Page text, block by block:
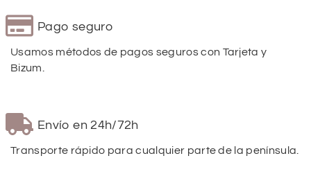
Pago seguro
Usamos métodos de pagos seguros con Tarjeta y
Bizum.
Envío en 24h/72h
Transporte rápido para cualquier parte de la península.